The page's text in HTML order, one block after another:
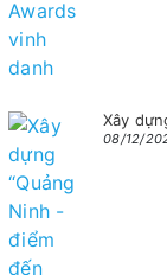
Xây
08/12/